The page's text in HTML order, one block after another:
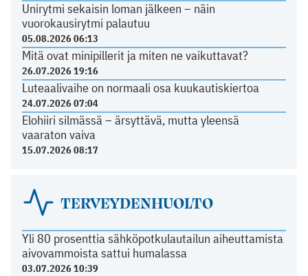
Unirytmi sekaisin loman jälkeen – näin
vuorokausirytmi palautuu
05.08.2026 06:13
Mitä ovat minipillerit ja miten ne vaikuttavat?
26.07.2026 19:16
Luteaalivaihe on normaali osa kuukautiskiertoa
24.07.2026 07:04
Elohiiri silmässä – ärsyttävä, mutta yleensä
vaaraton vaiva
15.07.2026 08:17
TERVEYDENHUOLTO
Yli 80 prosenttia sähköpotkulautailun aiheuttamista
aivovammoista sattui humalassa
03.07.2026 10:39